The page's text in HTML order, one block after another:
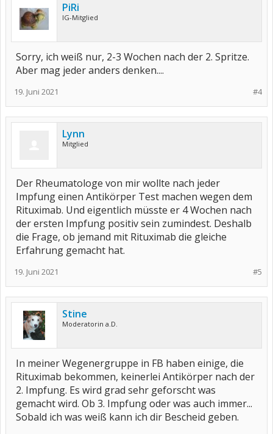
PiRi
IG-Mitglied
Sorry, ich weiß nur, 2-3 Wochen nach der 2. Spritze.
Aber mag jeder anders denken....
#4
19. Juni 2021
Lynn
Mitglied
Der Rheumatologe von mir wollte nach jeder
Impfung einen Antikörper Test machen wegen dem
Rituximab. Und eigentlich müsste er 4 Wochen nach
der ersten Impfung positiv sein zumindest. Deshalb
die Frage, ob jemand mit Rituximab die gleiche
Erfahrung gemacht hat.
#5
19. Juni 2021
Stine
Moderatorin a.D.
In meiner Wegenergruppe in FB haben einige, die
Rituximab bekommen, keinerlei Antikörper nach der
2. Impfung. Es wird grad sehr geforscht was
gemacht wird. Ob 3. Impfung oder was auch immer...
Sobald ich was weiß kann ich dir Bescheid geben.